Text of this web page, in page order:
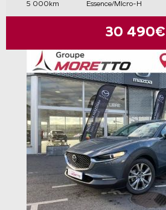
5 000km Essence/Micro-H
30 490€